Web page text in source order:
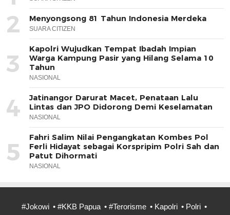
2 Menyongsong 81 Tahun Indonesia Merdeka
SUARA CITIZEN
3
Kapolri Wujudkan Tempat Ibadah Impian
Warga Kampung Pasir yang Hilang Selama 10
Tahun
NASIONAL
4
Jatinangor Darurat Macet, Penataan Lalu
Lintas dan JPO Didorong Demi Keselamatan
NASIONAL
5
Fahri Salim Nilai Pengangkatan Kombes Pol
Ferli Hidayat sebagai Korspripim Polri Sah dan
Patut Dihormati
NASIONAL
#Jokowi #KKB Papua #Terorisme Kapolri
Polri